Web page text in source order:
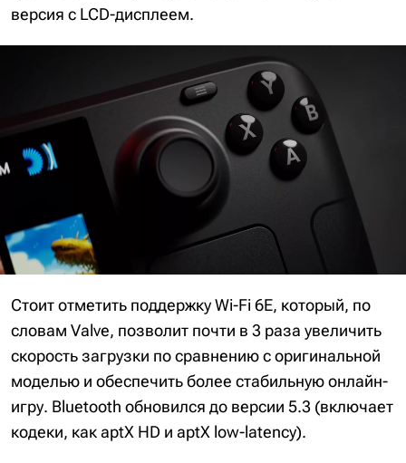
версия с LCD-дисплеем.
Стоит отметить поддержку Wi-Fi 6E, который, по
словам Valve, позволит почти в 3 раза увеличить
скорость загрузки по сравнению с оригинальной
моделью и обеспечить более стабильную онлайн-
игру. Bluetooth обновился до версии 5.3 (включает
кодеки, как aptX HD и aptX low-latency).